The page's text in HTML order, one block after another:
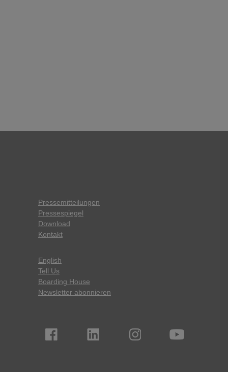
Pressemitteilungen
Pressespiegel
Download
Kontakt
English
Tell Us
Boarding House
Newsletter abonnieren